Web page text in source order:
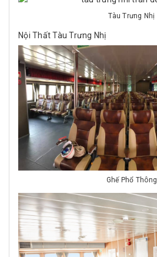
Tàu Trưng Nhị
Nội Thất Tàu Trưng Nhị
Ghế Phổ Thông